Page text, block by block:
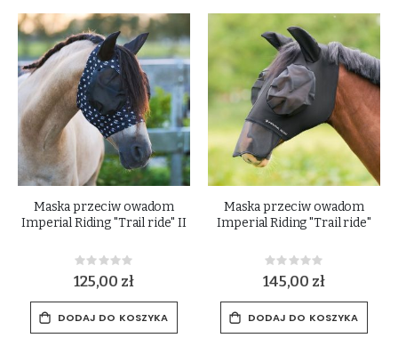
Maska przeciw owadom
Imperial Riding "Trail ride" II
Rating:
0%
125,00 zł
DODAJ DO KOSZYKA
Maska przeciw owadom
Imperial Riding "Trail ride"
Rating:
0%
145,00 zł
DODAJ DO KOSZYKA